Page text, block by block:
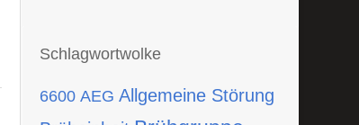
Schlagwortwolke
6600 AEG Allgemeine Störung